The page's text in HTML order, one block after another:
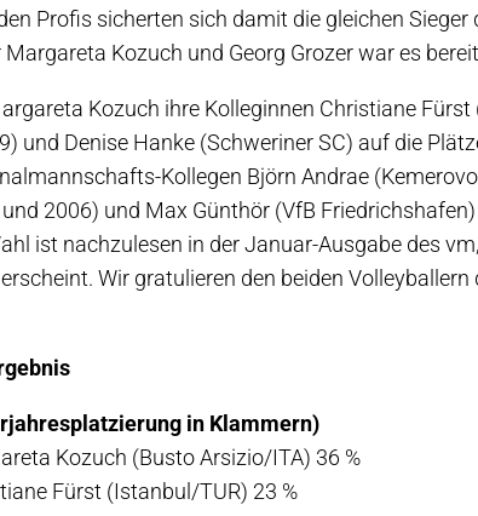
Profis sicherten sich damit die gleichen
Margareta Kozuch und Georg Grozer war es
Kozuch ihre Kolleginnen Christiane
und Denise Hanke (Schweriner SC) auf die
Kollegen Björn Andrae
2006) und Max Günthör (VfB
ist nachzulesen in der Januar-Ausgabe des
Wir gratulieren den beiden
in Klammern)
Kozuch (Busto Arsizio/ITA) 36 %
Fürst (Istanbul/TUR) 23 %